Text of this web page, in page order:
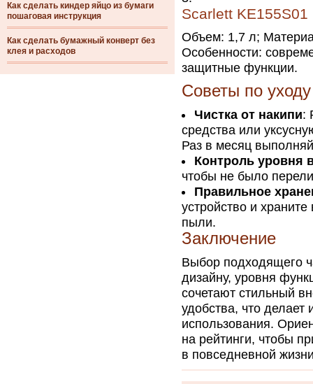
Как сделать киндер яйцо из бумаги
пошаговая инструкция
Как сделать бумажный конверт без
клея и расходов
Scarlett KE155S01
Объем: 1,7 л;
Особенности:
защитные функции.
Советы по
Чистка от накипи:
средства или
Раз в месяц
Контроль уровня
чтобы не было
Правильное
устройство и
пыли.
Заключение
Выбор подходящего
дизайну, уровня
сочетают стильный
удобства, что
использования.
на рейтинги, чтобы
в повседневной